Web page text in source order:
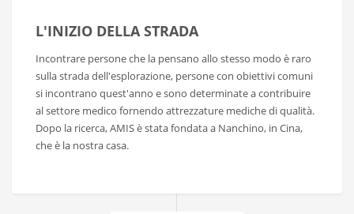
L'INIZIO DELLA STRADA
Incontrare persone che la pensano allo stesso modo è raro
sulla strada dell'esplorazione, persone con obiettivi comuni
si incontrano quest'anno e sono determinate a contribuire
al settore medico fornendo attrezzature mediche di qualità.
Dopo la ricerca, AMIS è stata fondata a Nanchino, in Cina,
che è la nostra casa.